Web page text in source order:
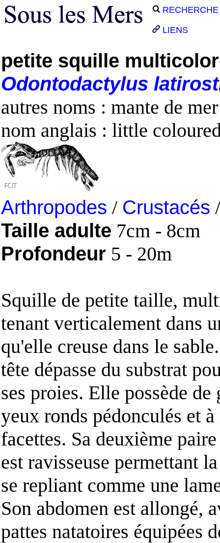
RECHERCHE
LIENS
petite squille
Odontodactylus
autres noms : mante de mer
nom anglais : little
Arthropodes / Crustacés
Taille adulte 7cm - 8cm
Profondeur 5 - 20m
Squille de petite taille,
tenant verticalement dans
qu'elle creuse dans le
tête dépasse du substrat
ses proies. Elle possède de
yeux ronds pédonculés et
facettes. Sa deuxième
est ravisseuse permettant
se repliant comme une
Son abdomen est allongé,
pattes natatoires équipées